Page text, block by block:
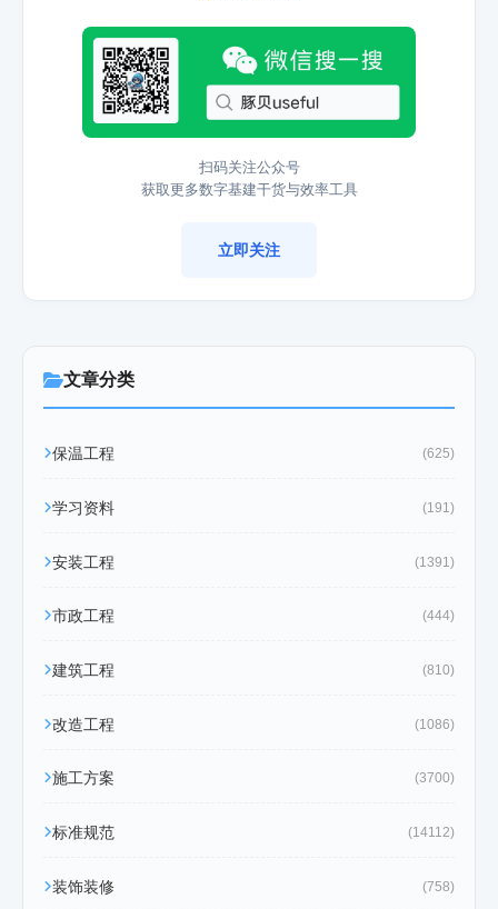
扫码关注公众号
获取更多数字基建干货与效率工具
立即关注
文章分类
保温工程 (625)
学习资料 (191)
安装工程 (1391)
市政工程 (444)
建筑工程 (810)
改造工程 (1086)
施工方案 (3700)
标准规范 (14112)
装饰装修 (758)